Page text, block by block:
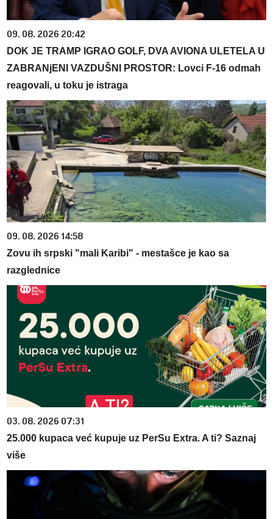
09. 08. 2026 20:42
DOK JE TRAMP IGRAO GOLF, DVA AVIONA ULETELA U
ZABRANjENI VAZDUŠNI PROSTOR: Lovci F-16 odmah
reagovali, u toku je istraga
09. 08. 2026 14:58
Zovu ih srpski "mali Karibi" - mestašce je kao sa
razglednice
03. 08. 2026 07:31
25.000 kupaca već kupuje uz PerSu Extra. A ti? Saznaj
više